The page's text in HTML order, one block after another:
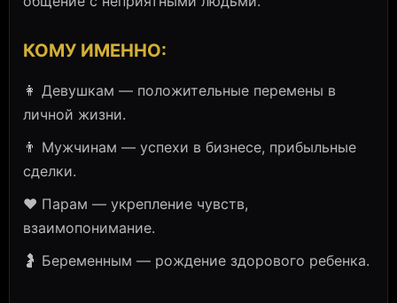
КОМУ ИМЕННО:
👩 Девушкам — положительные перемены в
личной жизни.
👨 Мужчинам — успехи в бизнесе, прибыльные
сделки.
❤️ Парам — укрепление чувств,
взаимопонимание.
🤰 Беременным — рождение здорового ребенка.